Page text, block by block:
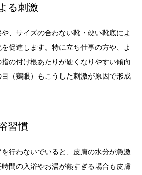
る刺激
、サイズの合わない靴・硬い靴底によ
促進します。特に立ち仕事の方や、よ
の付け根あたりが硬くなりやすい傾向
（鶏眼）もこうした刺激が原因で形成
習慣
行わないでいると、皮膚の水分が急激
間の入浴やお湯が熱すぎる場合も皮膚